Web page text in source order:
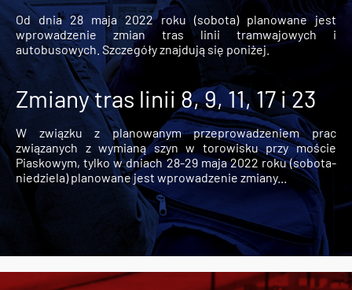
Od dnia 28 maja 2022 roku (sobota) planowane jest
wprowadzenie zmian tras linii tramwajowych i
autobusowych. Szczegóły znajdują się poniżej.
Zmiany tras linii 8, 9, 11, 17 i 23
W związku z planowanym przeprowadzeniem prac
związanych z wymianą szyn w torowisku przy moście
Piaskowym, tylko w dniach 28-29 maja 2022 roku (sobota-
niedziela) planowane jest wprowadzenie zmiany...